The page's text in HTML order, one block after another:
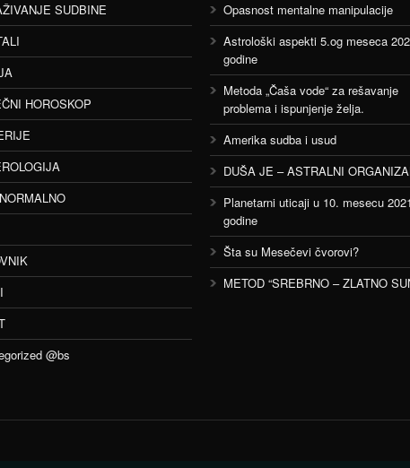
SUDBINE
HOROSKOP
@bs
Opasnost mentalne manipulacije
Astrološki aspekti 5.og meseca
godine
Metoda „Čaša vode“ za rešavanje
problema i ispunjenje želja.
Amerika sudba i usud
DUŠA JE – ASTRALNI
Planetarni uticaji u 10. mesecu
godine
Šta su Mesečevi čvorovi?
METOD “SREBRNO – ZLATNO